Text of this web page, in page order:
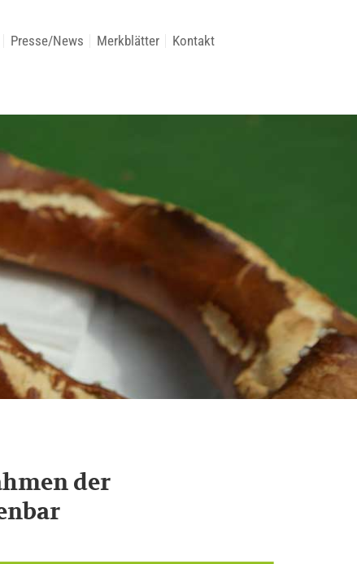
Presse/News Merkblätter Kontakt
der